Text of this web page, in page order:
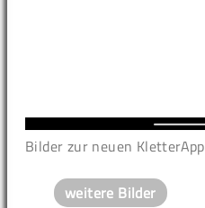
Bilder zur neuen KletterApp
weitere Bilder